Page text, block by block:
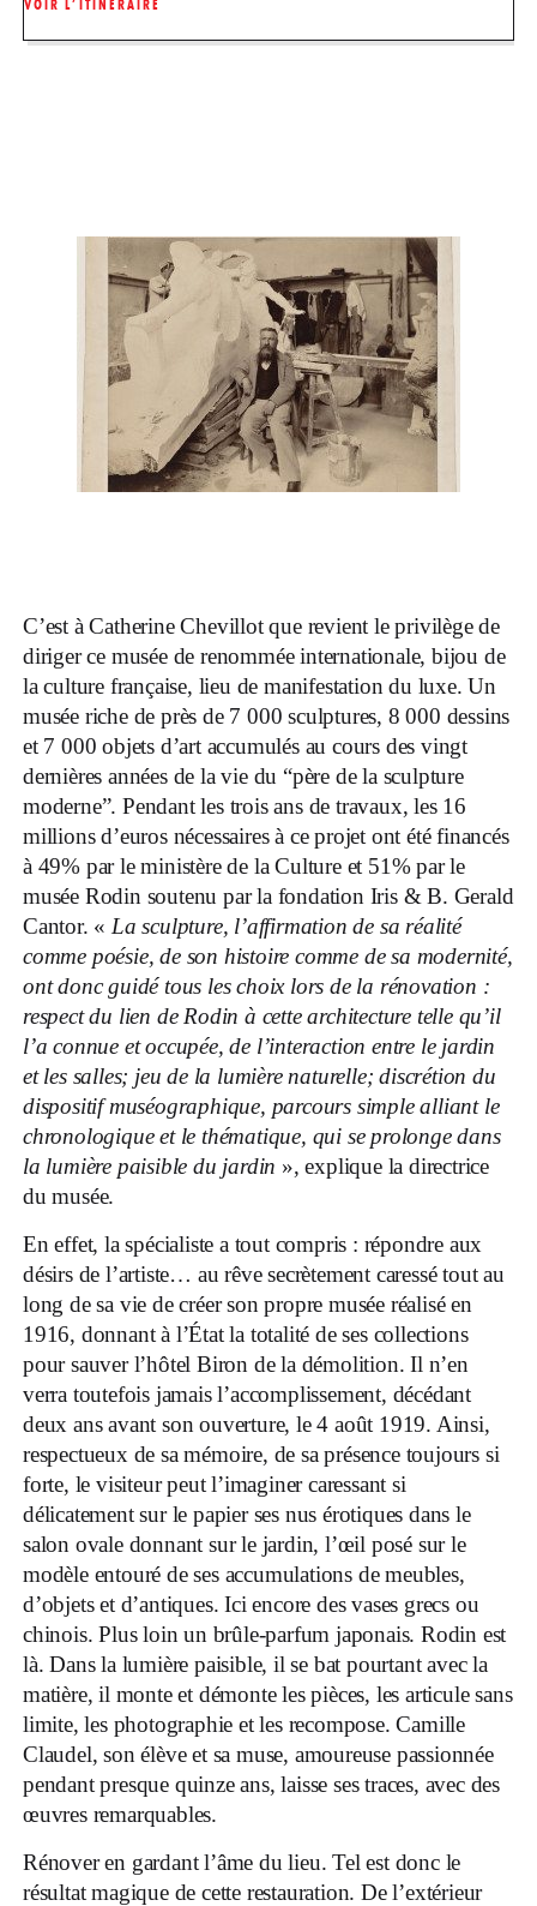
VOIR L’ITINÉRAIRE
C’est à Catherine Chevillot que revient le privilège de
diriger ce musée de renommée internationale, bijou de
la culture française, lieu de manifestation du luxe. Un
musée riche de près de 7 000 sculptures, 8 000 dessins
et 7 000 objets d’art accumulés au cours des vingt
dernières années de la vie du “père de la sculpture
moderne”. Pendant les trois ans de travaux, les 16
millions d’euros nécessaires à ce projet ont été financés
à 49% par le ministère de la Culture et 51% par le
musée Rodin soutenu par la fondation Iris & B. Gerald
Cantor. « La sculpture, l’affirmation de sa réalité
comme poésie, de son histoire comme de sa modernité,
ont donc guidé tous les choix lors de la rénovation :
respect du lien de Rodinà cette architecture telle qu’il
l’a connue et occupée, de l’interaction entre le jardin
et les salles; jeu de la lumière naturelle; discrétion du
dispositif muséographique, parcours simple alliant le
chronologique et le thématique, qui se prolonge dans
la lumière paisible du jardin », explique la directrice
du musée.
En effet, la spécialiste a tout compris : répondre aux
désirs de l’artiste… au rêve secrètement caressé tout au
long de sa vie de créer son propre musée réalisé en
1916, donnant à l’État la totalité de ses collections
pour sauver l’hôtel Biron de la démolition. Il n’en
verra toutefois jamais l’accomplissement, décédant
deux ans avant son ouverture, le 4 août 1919. Ainsi,
respectueux de sa mémoire, de sa présence toujours si
forte, le visiteur peut l’imaginer caressant si
délicatement sur le papier ses nus érotiques dans le
salon ovale donnant sur le jardin, l’œil posé sur le
modèle entouré de ses accumulations de meubles,
d’objets et d’antiques. Ici encore des vases grecs ou
chinois. Plus loin un brûle-parfum japonais. Rodin est
là. Dans la lumière paisible, il se bat pourtant avec la
matière, il monte et démonte les pièces, les articule sans
limite, les photographie et les recompose. Camille
Claudel, son élève et sa muse, amoureuse passionnée
pendant presque quinze ans, laisse ses traces, avec des
œuvres remarquables.
Rénover en gardant l’âme du lieu. Tel est donc le
résultat magique de cette restauration. De l’extérieur